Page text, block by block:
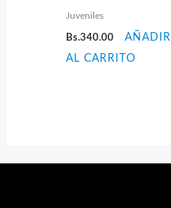
Juveniles
Bs.340.00
AÑADIR
AL CARRITO